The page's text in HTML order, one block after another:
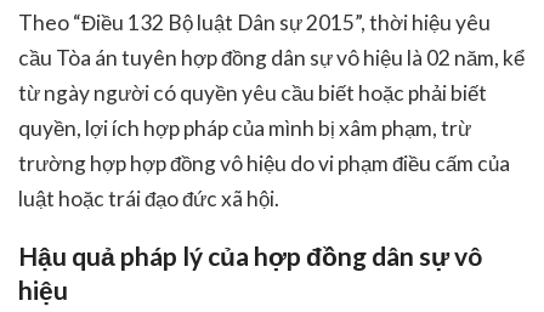
Theo “Điều 132 Bộ luật Dân sự 2015”, thời hiệu yêu
cầu Tòa án tuyên hợp đồng dân sự vô hiệu là 02 năm, kể
từ ngày người có quyền yêu cầu biết hoặc phải biết
quyền, lợi ích hợp pháp của mình bị xâm phạm, trừ
trường hợp hợp đồng vô hiệu do vi phạm điều cấm của
luật hoặc trái đạo đức xã hội.
Hậu quả pháp lý của hợp đồng dân sự vô
hiệu